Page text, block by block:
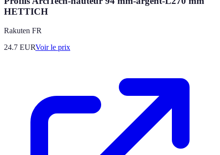
HETTICH
Rakuten FR
24.7 EURVoir le prix